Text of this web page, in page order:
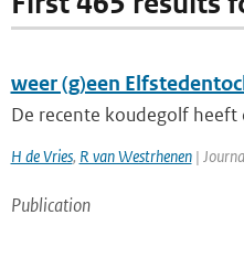
weer (g)een
De recente koudegolf heeft
H de Vries, R van Westrhenen|
Publication